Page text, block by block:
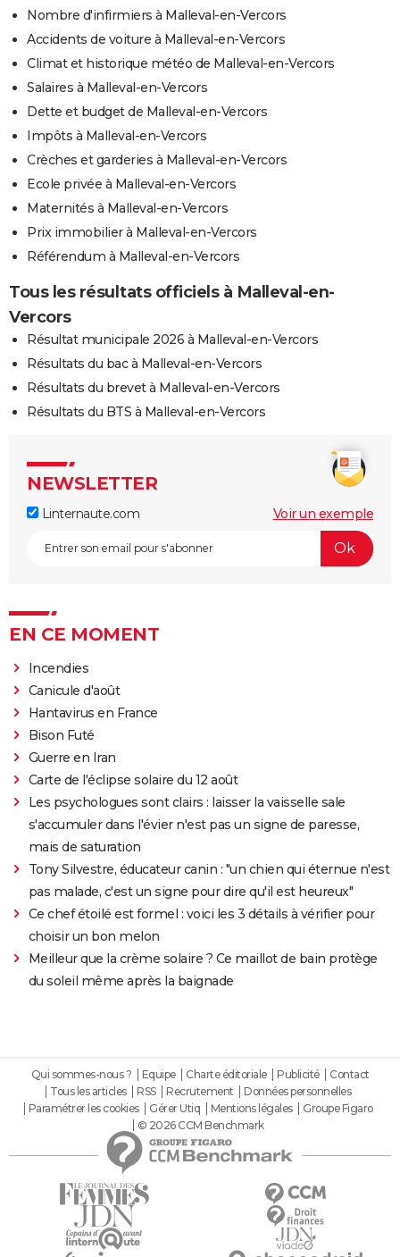
Nombre d'infirmiers à Malleval-en-Vercors
Accidents de voiture à Malleval-en-Vercors
Climat et historique météo de Malleval-en-Vercors
Salaires à Malleval-en-Vercors
Dette et budget de Malleval-en-Vercors
Impôts à Malleval-en-Vercors
Crèches et garderies à Malleval-en-Vercors
Ecole privée à Malleval-en-Vercors
Maternités à Malleval-en-Vercors
Prix immobilier à Malleval-en-Vercors
Référendum à Malleval-en-Vercors
Tous les résultats officiels à Malleval-en-
Vercors
Résultat municipale 2026 à Malleval-en-Vercors
Résultats du bac à Malleval-en-Vercors
Résultats du brevet à Malleval-en-Vercors
Résultats du BTS à Malleval-en-Vercors
NEWSLETTER
Linternaute.com Voir un exemple
EN CE MOMENT
Incendies
Canicule d'août
Hantavirus en France
Bison Futé
Guerre en Iran
Carte de l'éclipse solaire du 12 août
Les psychologues sont clairs : laisser la vaisselle sale
s'accumuler dans l'évier n'est pas un signe de paresse,
mais de saturation
Tony Silvestre, éducateur canin : "un chien qui éternue n'est
pas malade, c'est un signe pour dire qu'il est heureux"
Ce chef étoilé est formel : voici les 3 détails à vérifier pour
choisir un bon melon
Meilleur que la crème solaire ? Ce maillot de bain protège
du soleil même après la baignade
Qui sommes-nous ? Equipe Charte éditoriale Publicité
Contact
Tous les articles
RSS Recrutement
Données personnelles
Paramétrer les cookies
Gérer Utiq Mentions légales
Groupe Figaro
© 2026 CCM Benchmark